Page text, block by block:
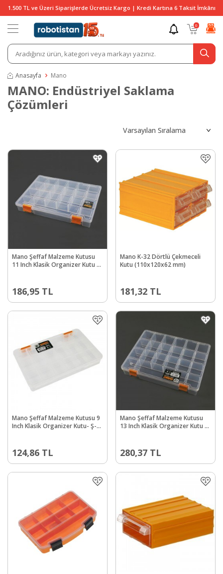
1.500 TL ve Üzeri Siparişlerde Ücretsiz Kargo | Kredi Kartına 6 Taksit İmkânı
0
Anasayfa Mano
MANO: Endüstriyel Saklama
Çözümleri
Mano Şeffaf Malzeme Kutusu
11 Inch Klasik Organizer Kutu -
186,95 TL
Mano K-32 Dörtlü Çekmeceli
Kutu (110x120x62 mm)
181,32 TL
Mano Şeffaf Malzeme Kutusu 9
Inch Klasik Organizer Kutu- Ş-
124,86 TL
Mano Şeffaf Malzeme Kutusu
13 Inch Klasik Organizer Kutu -
280,37 TL